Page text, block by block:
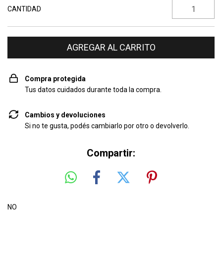
CANTIDAD
Compra protegida
Tus datos cuidados durante toda la compra.
Cambios y devoluciones
Si no te gusta, podés cambiarlo por otro o devolverlo.
Compartir:
NO